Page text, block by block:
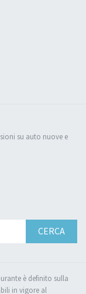
su auto nuove e
CERCA
è definito sulla
in vigore al